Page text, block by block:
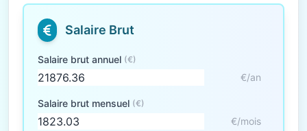
Salaire Brut
Salaire brut annuel (€)
€/an
Salaire brut mensuel (€)
€/mois